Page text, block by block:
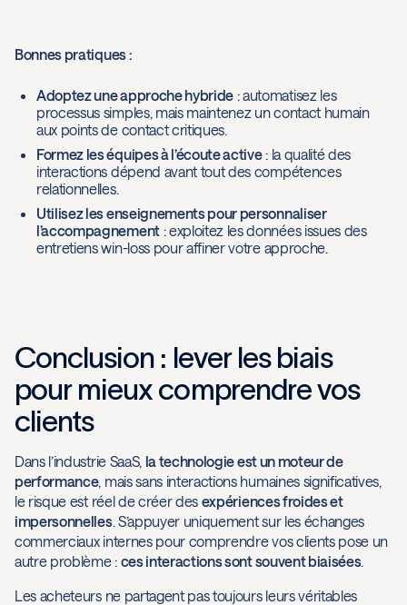
Bonnes pratiques :
Adoptez une approche hybride : automatisez les
processus simples, mais maintenez un contact humain
aux points de contact critiques.
Formez les équipes à l’écoute active: la qualité des
interactions dépend avant tout des compétences
relationnelles.
Utilisez les enseignements pour personnaliser
l’accompagnement: exploitez les données issues des
entretiens win-loss pour affiner votre approche.
Conclusion : lever les biais
pour mieux comprendre vos
clients
Dans l’industrie SaaS, la technologie est un moteur de
performance, mais sans interactions humaines significatives,
le risque est réel de créer des expériences froides et
impersonnelles. S’appuyer uniquement sur les échanges
commerciaux internes pour comprendre vos clients pose un
autre problème : ces interactions sont souvent biaisées.
Les acheteurs ne partagent pas toujours leurs véritables